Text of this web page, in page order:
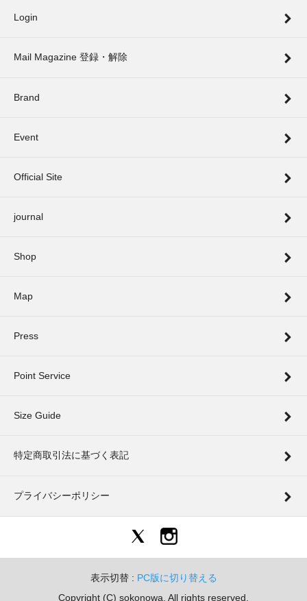
Login
Mail Magazine 登録・解除
Brand
Event
Official Site
journal
Shop
Map
Press
Point Service
Size Guide
特定商取引法に基づく表記
プライバシーポリシー
表示切替 : PC版に切り替える
Copyright (C) sokonowa, All rights reserved.